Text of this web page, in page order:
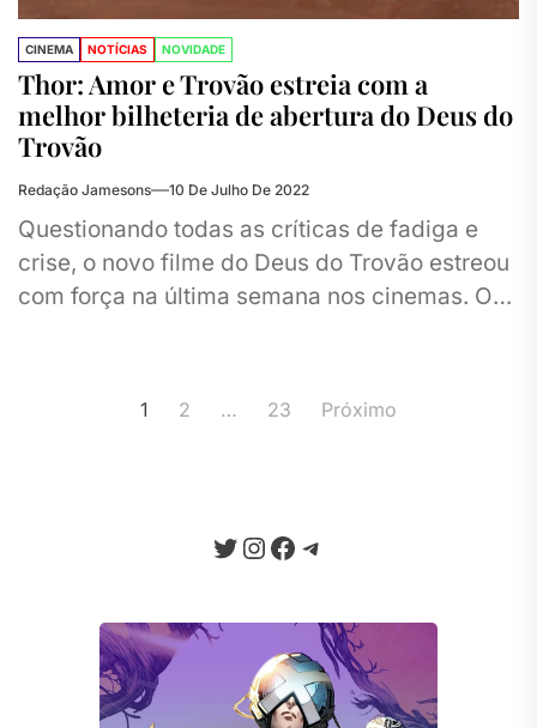
CINEMA NOTÍCIAS NOVIDADE
Thor: Amor e Trovão estreia com a
melhor bilheteria de abertura do Deus do
Trovão
Redação Jamesons 10 De Julho De 2022
Questionando todas as críticas de fadiga e
crise, o novo filme do Deus do Trovão estreou
com força na última semana nos cinemas. O
Paginação
1 2 … 23 Próximo
Twitter
Instagram
Facebook
Telegram
Seja um Apoiador